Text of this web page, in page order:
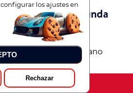
Citroen Segunda
Mano
los ajustes en
Rechazar